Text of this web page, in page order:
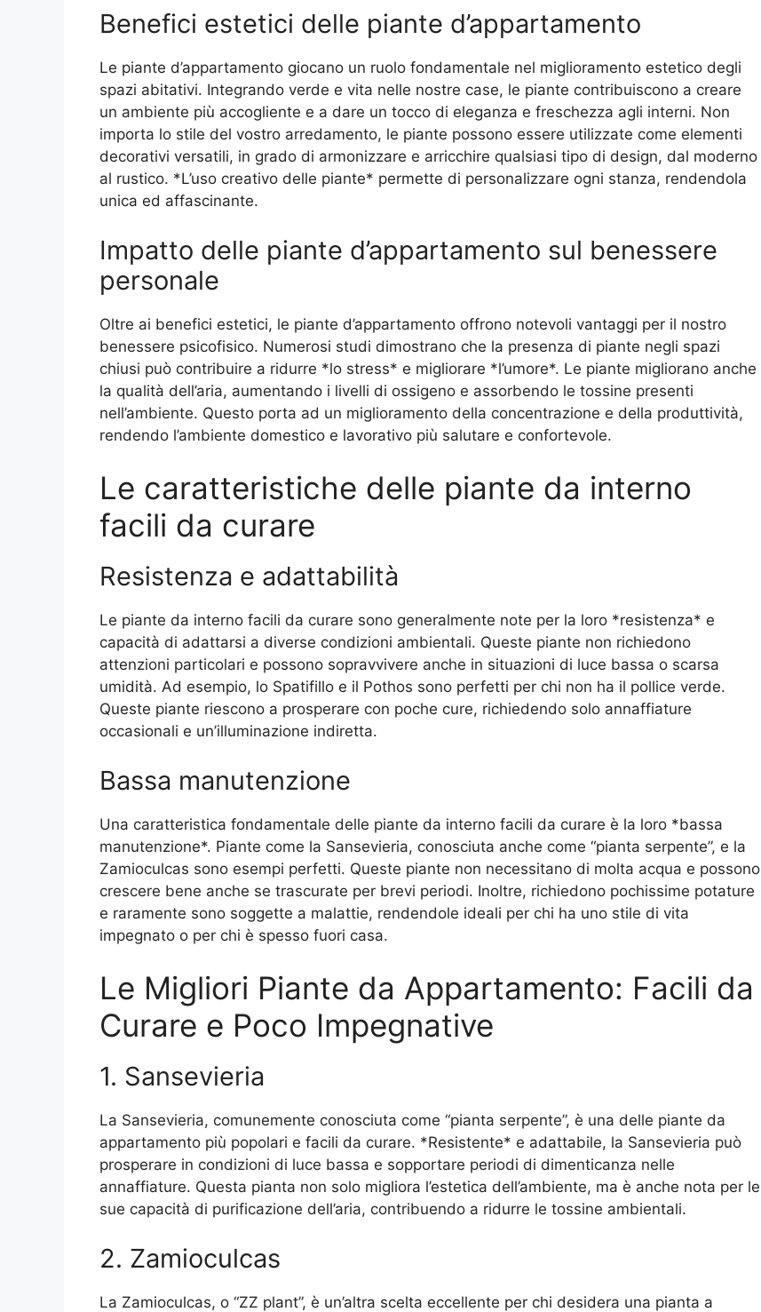
Benefici estetici delle piante d’appartamento
Le piante d’appartamento giocano un ruolo fondamentale nel miglioramento estetico degli
spazi abitativi. Integrando verde e vita nelle nostre case, le piante contribuiscono a creare
un ambiente più accogliente e a dare un tocco di eleganza e freschezza agli interni. Non
importa lo stile del vostro arredamento, le piante possono essere utilizzate come elementi
decorativi versatili, in grado di armonizzare e arricchire qualsiasi tipo di design, dal moderno
al rustico. *L’uso creativo delle piante* permette di personalizzare ogni stanza, rendendola
unica ed affascinante.
Impatto delle piante d’appartamento sul benessere
personale
Oltre ai benefici estetici, le piante d’appartamento offrono notevoli vantaggi per il nostro
benessere psicofisico. Numerosi studi dimostrano che la presenza di piante negli spazi
chiusi può contribuire a ridurre *lo stress* e migliorare *l’umore*. Le piante migliorano anche
la qualità dell’aria, aumentando i livelli di ossigeno e assorbendo le tossine presenti
nell’ambiente. Questo porta ad un miglioramento della concentrazione e della produttività,
rendendo l’ambiente domestico e lavorativo più salutare e confortevole.
Le caratteristiche delle piante da interno
facili da curare
Resistenza e adattabilità
Le piante da interno facili da curare sono generalmente note per la loro *resistenza* e
capacità di adattarsi a diverse condizioni ambientali. Queste piante non richiedono
attenzioni particolari e possono sopravvivere anche in situazioni di luce bassa o scarsa
umidità. Ad esempio, lo Spatifillo e il Pothos sono perfetti per chi non ha il pollice verde.
Queste piante riescono a prosperare con poche cure, richiedendo solo annaffiature
occasionali e un’illuminazione indiretta.
Bassa manutenzione
Una caratteristica fondamentale delle piante da interno facili da curare è la loro *bassa
manutenzione*. Piante come la Sansevieria, conosciuta anche come “pianta serpente”, e la
Zamioculcas sono esempi perfetti. Queste piante non necessitano di molta acqua e possono
crescere bene anche se trascurate per brevi periodi. Inoltre, richiedono pochissime potature
e raramente sono soggette a malattie, rendendole ideali per chi ha uno stile di vita
impegnato o per chi è spesso fuori casa.
Le Migliori Piante da Appartamento: Facili da
Curare e Poco Impegnative
1. Sansevieria
La Sansevieria, comunemente conosciuta come “pianta serpente”, è una delle piante da
appartamento più popolari e facili da curare. *Resistente* e adattabile, la Sansevieria può
prosperare in condizioni di luce bassa e sopportare periodi di dimenticanza nelle
annaffiature. Questa pianta non solo migliora l’estetica dell’ambiente, ma è anche nota per le
sue capacità di purificazione dell’aria, contribuendo a ridurre le tossine ambientali.
2. Zamioculcas
La Zamioculcas, o “ZZ plant”, è un’altra scelta eccellente per chi desidera una pianta a